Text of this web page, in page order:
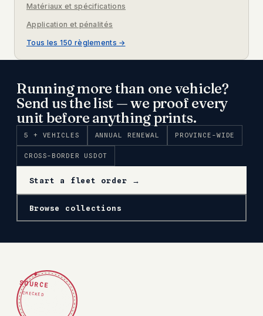
Matériaux et spécifications
Application et pénalités
Tous les 150 règlements →
Running more than one vehicle?
Send us the list — we proof every
unit before anything prints.
5 + VEHICLES ANNUAL RENEWAL PROVINCE-WIDE
CROSS-BORDER USDOT
Start a fleet order →
Browse collections
✦
SOURCE
CHECKED